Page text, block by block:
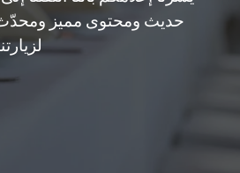
حديث ومحتوى مميز ومحدّث